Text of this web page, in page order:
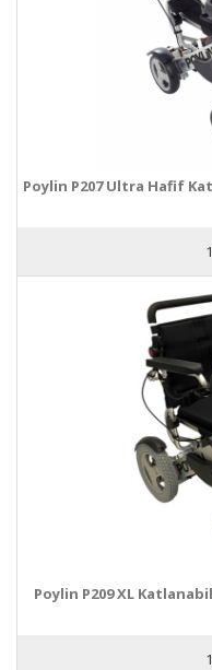
Poylin P207 Ultra Hafif
Poylin P209 XL